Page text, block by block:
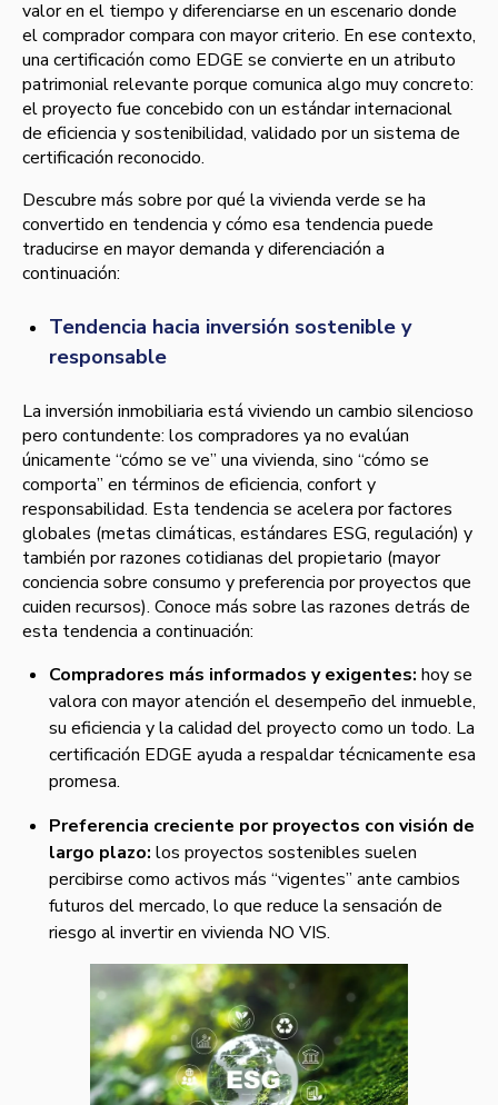
valor en el tiempo y diferenciarse en un escenario donde
el comprador compara con mayor criterio. En ese contexto,
una certificación como EDGE se convierte en un atributo
patrimonial relevante porque comunica algo muy concreto:
el proyecto fue concebido con un estándar internacional
de eficiencia y sostenibilidad, validado por un sistema de
certificación reconocido.
Descubre más sobre por qué la vivienda verde se ha
convertido en tendencia y cómo esa tendencia puede
traducirse en mayor demanda y diferenciación a
continuación:
Tendencia hacia inversión sostenible y
responsable
La inversión inmobiliaria está viviendo un cambio silencioso
pero contundente: los compradores ya no evalúan
únicamente “cómo se ve” una vivienda, sino “cómo se
comporta” en términos de eficiencia, confort y
responsabilidad. Esta tendencia se acelera por factores
globales (metas climáticas, estándares ESG, regulación) y
también por razones cotidianas del propietario (mayor
conciencia sobre consumo y preferencia por proyectos que
cuiden recursos). Conoce más sobre las razones detrás de
esta tendencia a continuación:
Compradores más informados y exigentes: hoy se
valora con mayor atención el desempeño del inmueble,
su eficiencia y la calidad del proyecto como un todo. La
certificación EDGE ayuda a respaldar técnicamente esa
promesa.
Preferencia creciente por proyectos con visión de
largo plazo: los proyectos sostenibles suelen
percibirse como activos más “vigentes” ante cambios
futuros del mercado, lo que reduce la sensación de
riesgo al invertir en vivienda NO VIS.